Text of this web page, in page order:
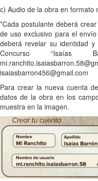
c) Audio de la obra en formato
*Cada postulante deberá
de uso exclusivo para el
deberá revelar su identidad
Concurso “Isaías
isaiasbarron456@gmail.com
Para crear la nueva cuenta
datos de la obra en los
muestra en la imagen.